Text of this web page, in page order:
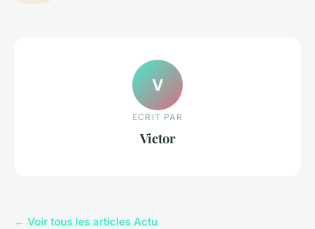
V
ECRIT PAR
Victor
← Voir tous les articles Actu